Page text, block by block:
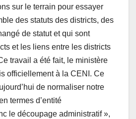
sur le terrain pour essayer
des statuts des districts, des
de statut et qui sont
et les liens entre les districts
travail a été fait, le ministère
officiellement à la CENI. Ce
de normaliser notre
termes d’entité
le découpage administratif »,